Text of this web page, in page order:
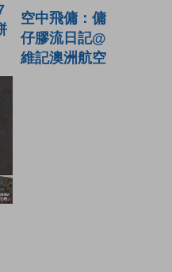
空中飛傭：傭
仔膠流日記@
維記澳洲航空